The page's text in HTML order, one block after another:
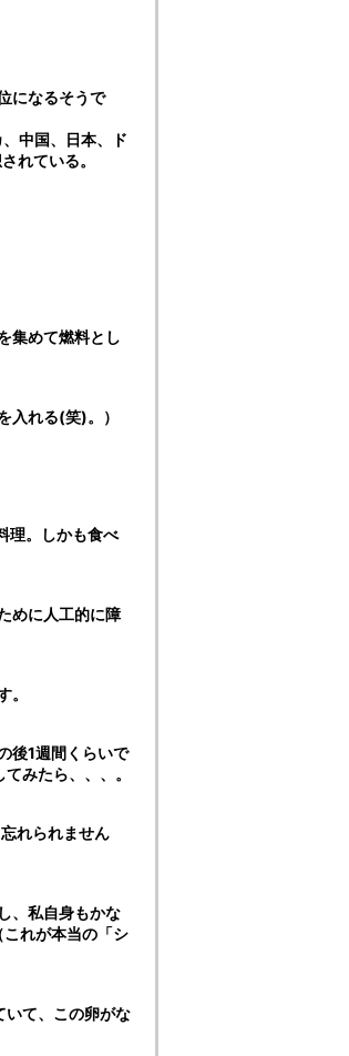
になるそうで
中国、日本、ド
れている。
集めて燃料とし
入れる(笑)。）
理。しかも食べ
めに人工的に障
後1週間くらいで
みたら、、、。
れられません
、私自身もかな
れが本当の「シ
いて、この卵がな